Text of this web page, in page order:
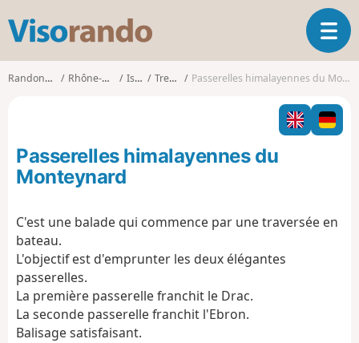
s
o
o
O
u
v
i
r
l
i
Randonnées Rhône-Alpes Isère Treffort Passerelles himalayennes du Monteynard
Passerelles himalayennes du
Monteynard
C'est une balade qui commence par une traversée en
bateau.
L'objectif est d'emprunter les deux élégantes
passerelles.
La première passerelle franchit le Drac.
La seconde passerelle franchit l'Ebron.
Balisage satisfaisant.